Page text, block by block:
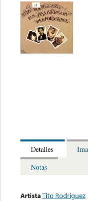
Detalles
Notas
ArtistaTito Rodriguez